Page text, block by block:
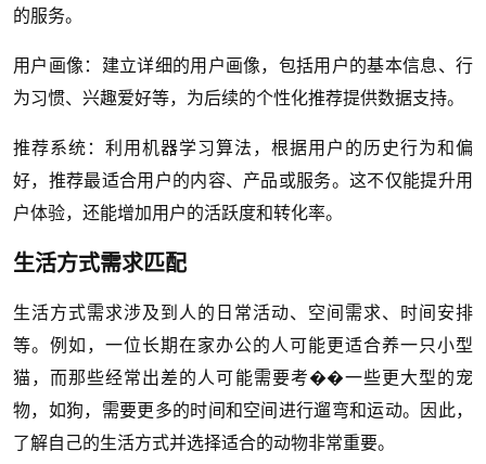
的服务。
用户画像：建立详细的用户画像，包括用户的基本信息、行
为习惯、兴趣爱好等，为后续的个性化推荐提供数据支持。
推荐系统：利用机器学习算法，根据用户的历史行为和偏
好，推荐最适合用户的内容、产品或服务。这不仅能提升用
户体验，还能增加用户的活跃度和转化率。
生活方式需求匹配
生活方式需求涉及到人的日常活动、空间需求、时间安排
等。例如，一位长期在家办公的人可能更适合养一只小型
猫，而那些经常出差的人可能需要考��一些更大型的宠
物，如狗，需要更多的时间和空间进行遛弯和运动。因此，
了解自己的生活方式并选择适合的动物非常重要。